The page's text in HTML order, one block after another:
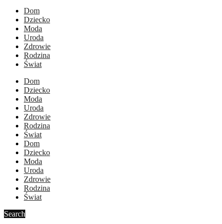
Dom
Dziecko
Moda
Uroda
Zdrowie
Rodzina
Świat
Dom
Dziecko
Moda
Uroda
Zdrowie
Rodzina
Świat
Dom
Dziecko
Moda
Uroda
Zdrowie
Rodzina
Świat
Search